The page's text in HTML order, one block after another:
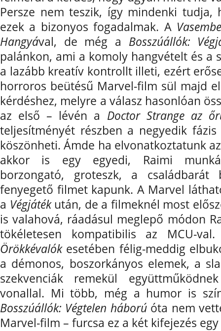
Persze nem teszik, így mindenki
ezek a bizonyos fogadalmak. A
Hangyával, de még a Bosszúállók:
palánkon, ami a komoly hangvételt és a
a lazább kreatív kontrollt illeti, ezért
horroros beütésű Marvel-film sül majd
kérdéshez, melyre a válasz hasonlóan
az első – lévén a Doctor Strange az
teljesítményét részben a negyedik
köszönheti. Ámde ha elvonatkoztatunk
akkor is egy egyedi, Raimi
borzongató, groteszk, a családbarát
fenyegető filmet kapunk. A Marvel
a Végjátékután, de a filmeknél most
is valahová, ráadásul meglepő módon
tökéletesen kompatibilis az MCU-
Örökkévalók esetében félig-meddig
a démonos, boszorkányos elemek, a
szekvenciák remekül
vonallal. Mi több, még a humor is
Bosszúállók: Végtelen háborúóta nem
Marvel-film – furcsa ez a két kifejezés